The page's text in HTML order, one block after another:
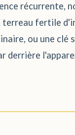
récurrente,
terreau fertile
ou une